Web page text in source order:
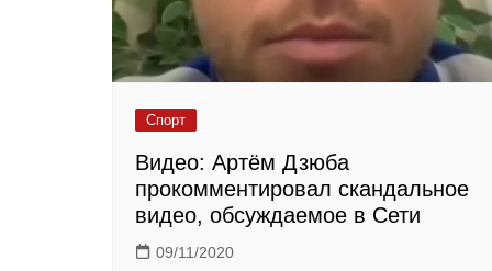
Спорт
Видео: Артём Дзюба
прокомментировал скандальное
видео, обсуждаемое в Сети
09/11/2020